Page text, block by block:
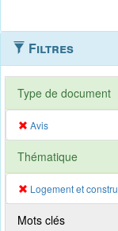
Filtres
Type de document
Avis
Thématique
Logement et
Mots clés